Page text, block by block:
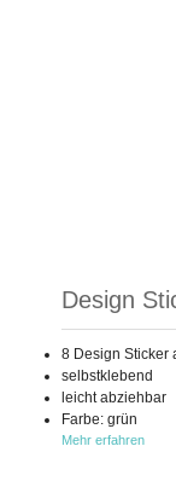
Design
8 Design Sticker
selbstklebend
leicht abziehbar
Farbe: grün
Mehr erfahren